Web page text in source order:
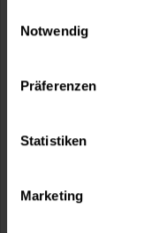
Notwendig
Präferenzen
Statistiken
Marketing
Kostenloser Versand
Persönliche